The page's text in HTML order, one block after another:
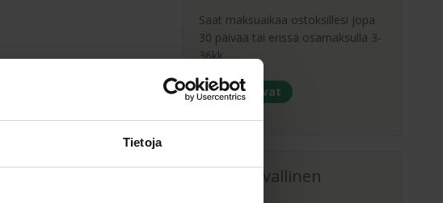
Tietoja
Saat maksuaikaa ostoksillesi jopa
30 päivää tai erissä osamaksulla 3-
36kk.
Maksutavat
Oma turvallinen